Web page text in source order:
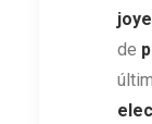
de